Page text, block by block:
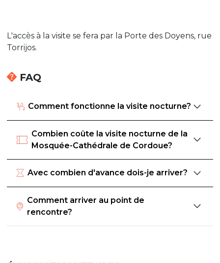
L'accès à la visite se fera par la Porte des Doyens, rue
Torrijos.
FAQ
Comment fonctionne la visite nocturne?
Combien coûte la visite nocturne de la
Mosquée-Cathédrale de Cordoue?
Avec combien d'avance dois-je arriver?
Comment arriver au point de
rencontre?